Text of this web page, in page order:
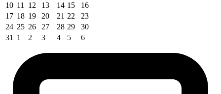
10 11 12 13 14 15
16
17 18 19 20 21 22
23
24 25 26 27 28 29
30
31
1 2 3 4 5 6